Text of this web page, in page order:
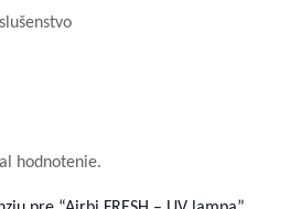
hodnotenie.